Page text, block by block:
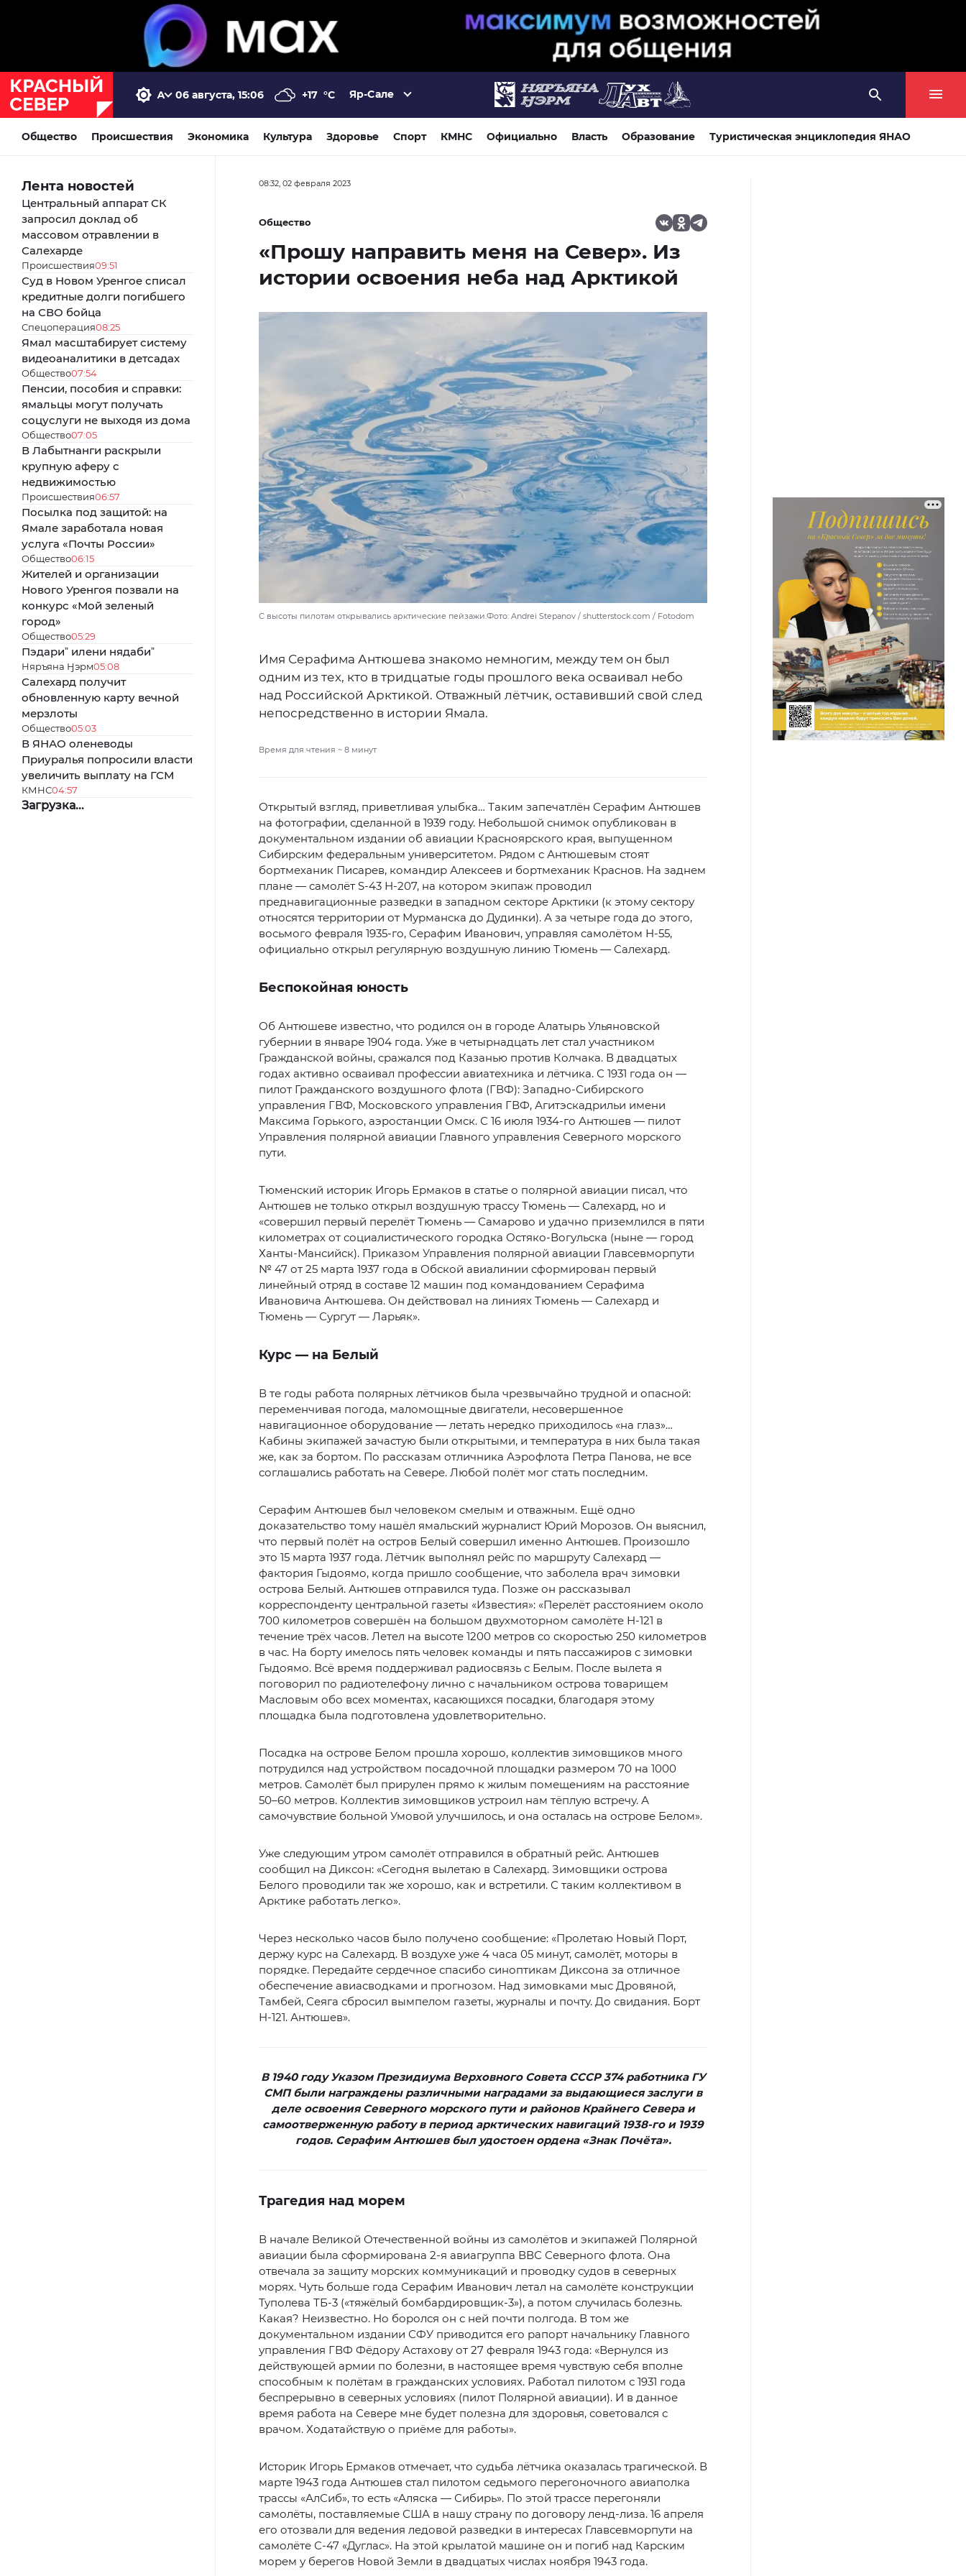
06 августа, 15:06 +17 °C Яр-Сале
Общество Происшествия Экономика Культура Здоровье Спорт КМНС Официально Власть Образование Туристическая энциклопедия ЯНАО
Лента новостей
Центральный аппарат СК
запросил доклад об
массовом отравлении в
Салехарде
Происшествия09:51
Суд в Новом Уренгое списал
кредитные долги погибшего
на СВО бойца
Спецоперация08:25
Ямал масштабирует систему
видеоаналитики в детсадах
Общество07:54
Пенсии, пособия и справки:
ямальцы могут получать
соцуслуги не выходя из дома
Общество07:05
В Лабытнанги раскрыли
крупную аферу с
недвижимостью
Происшествия06:57
Посылка под защитой: на
Ямале заработала новая
услуга «Почты России»
Общество06:15
Жителей и организации
Нового Уренгоя позвали на
конкурс «Мой зеленый
город»
Общество05:29
Пэдариˮ илени нядабиˮ
Няръяна Ӈэрм05:08
Салехард получит
обновленную карту вечной
мерзлоты
Общество05:03
В ЯНАО оленеводы
Приуралья попросили власти
увеличить выплату на ГСМ
КМНС04:57
Загрузка...
08:32, 02 февраля 2023
Общество
«Прошу направить меня на Север». Из
истории освоения неба над Арктикой
С высоты пилотам открывались арктические пейзажи.Фото: Andrei Stepanov / shutterstock.com / Fotodom
Имя Серафима Антюшева знакомо немногим, между тем он был
одним из тех, кто в тридцатые годы прошлого века осваивал небо
над Российской Арктикой. Отважный лётчик, оставивший свой след
непосредственно в истории Ямала.
Время для чтения ~ 8 минут
Открытый взгляд, приветливая улыбка… Таким запечатлён Серафим Антюшев
на фотографии, сделанной в 1939 году. Небольшой снимок опубликован в
документальном издании об авиации Красноярского края, выпущенном
Сибирским федеральным университетом. Рядом с Антюшевым стоят
бортмеханик Писарев, командир Алексеев и бортмеханик Краснов. На заднем
плане — самолёт S-43 Н-207, на котором экипаж проводил
преднавигационные разведки в западном секторе Арктики (к этому сектору
относятся территории от Мурманска до Дудинки). А за четыре года до этого,
восьмого февраля 1935-го, Серафим Иванович, управляя самолётом Н-55,
официально открыл регулярную воздушную линию Тюмень — Салехард.
Беспокойная юность
Об Антюшеве известно, что родился он в городе Алатырь Ульяновской
губернии в январе 1904 года. Уже в четырнадцать лет стал участником
Гражданской войны, сражался под Казанью против Колчака. В двадцатых
годах активно осваивал профессии авиатехника и лётчика. С 1931 года он —
пилот Гражданского воздушного флота (ГВФ): Западно-Сибирского
управления ГВФ, Московского управления ГВФ, Агитэскадрильи имени
Максима Горького, аэростанции Омск. С 16 июля 1934-го Антюшев — пилот
Управления полярной авиации Главного управления Северного морского
пути.
Тюменский историк Игорь Ермаков в статье о полярной авиации писал, что
Антюшев не только открыл воздушную трассу Тюмень — Салехард, но и
«совершил первый перелёт Тюмень — Самарово и удачно приземлился в пяти
километрах от социалистического городка Остяко-Вогульска (ныне — город
Ханты-Мансийск). Приказом Управления полярной авиации Главсевморпути
№ 47 от 25 марта 1937 года в Обской авиалинии сформирован первый
линейный отряд в составе 12 машин под командованием Серафима
Ивановича Антюшева. Он действовал на линиях Тюмень — Салехард и
Тюмень — Сургут — Ларьяк».
Курс — на Белый
В те годы работа полярных лётчиков была чрезвычайно трудной и опасной:
переменчивая погода, маломощные двигатели, несовершенное
навигационное оборудование — летать нередко приходилось «на глаз»…
Кабины экипажей зачастую были открытыми, и температура в них была такая
же, как за бортом. По рассказам отличника Аэрофлота Петра Панова, не все
соглашались работать на Севере. Любой полёт мог стать последним.
Серафим Антюшев был человеком смелым и отважным. Ещё одно
доказательство тому нашёл ямальский журналист Юрий Морозов. Он выяснил,
что первый полёт на остров Белый совершил именно Антюшев. Произошло
это 15 марта 1937 года. Лётчик выполнял рейс по маршруту Салехард —
фактория Гыдоямо, когда пришло сообщение, что заболела врач зимовки
острова Белый. Антюшев отправился туда. Позже он рассказывал
корреспонденту центральной газеты «Известия»: «Перелёт расстоянием около
700 километров совершён на большом двухмоторном самолёте Н-121 в
течение трёх часов. Летел на высоте 1200 метров со скоростью 250 километров
в час. На борту имелось пять человек команды и пять пассажиров с зимовки
Гыдоямо. Всё время поддерживал радиосвязь с Белым. После вылета я
поговорил по радиотелефону лично с начальником острова товарищем
Масловым обо всех моментах, касающихся посадки, благодаря этому
площадка была подготовлена удовлетворительно.
Посадка на острове Белом прошла хорошо, коллектив зимовщиков много
потрудился над устройством посадочной площадки размером 70 на 1000
метров. Самолёт был прирулен прямо к жилым помещениям на расстояние
50–60 метров. Коллектив зимовщиков устроил нам тёплую встречу. А
самочувствие больной Умовой улучшилось, и она осталась на острове Белом».
Уже следующим утром самолёт отправился в обратный рейс. Антюшев
сообщил на Диксон: «Сегодня вылетаю в Салехард. Зимовщики острова
Белого проводили так же хорошо, как и встретили. С таким коллективом в
Арктике работать легко».
Через несколько часов было получено сообщение: «Пролетаю Новый Порт,
держу курс на Салехард. В воздухе уже 4 часа 05 минут, самолёт, моторы в
порядке. Передайте сердечное спасибо синоптикам Диксона за отличное
обеспечение авиасводками и прогнозом. Над зимовками мыс Дровяной,
Тамбей, Сеяга сбросил вымпелом газеты, журналы и почту. До свидания. Борт
Н-121. Антюшев».
В 1940 году Указом Президиума Верховного Совета СССР 374 работника ГУ
СМП были награждены различными наградами за выдающиеся заслуги в
деле освоения Северного морского пути и районов Крайнего Севера и
самоотверженную работу в период арктических навигаций 1938-го и 1939
годов. Серафим Антюшев был удостоен ордена «Знак Почёта».
Трагедия над морем
В начале Великой Отечественной войны из самолётов и экипажей Полярной
авиации была сформирована 2-я авиагруппа ВВС Северного флота. Она
отвечала за защиту морских коммуникаций и проводку судов в северных
морях. Чуть больше года Серафим Иванович летал на самолёте конструкции
Туполева ТБ-3 («тяжёлый бомбардировщик-3»), а потом случилась болезнь.
Какая? Неизвестно. Но боролся он с ней почти полгода. В том же
документальном издании СФУ приводится его рапорт начальнику Главного
управления ГВФ Фёдору Астахову от 27 февраля 1943 года: «Вернулся из
действующей армии по болезни, в настоящее время чувствую себя вполне
способным к полётам в гражданских условиях. Работал пилотом с 1931 года
беспрерывно в северных условиях (пилот Полярной авиации). И в данное
время работа на Севере мне будет полезна для здоровья, советовался с
врачом. Ходатайствую о приёме для работы».
Историк Игорь Ермаков отмечает, что судьба лётчика оказалась трагической. В
марте 1943 года Антюшев стал пилотом седьмого перегоночного авиаполка
трассы «АлСиб», то есть «Аляска — Сибирь». По этой трассе перегоняли
самолёты, поставляемые США в нашу страну по договору ленд-лиза. 16 апреля
его отозвали для ведения ледовой разведки в интересах Главсевморпути на
самолёте С-47 «Дуглас». На этой крылатой машине он и погиб над Карским
морем у берегов Новой Земли в двадцатых числах ноября 1943 года.